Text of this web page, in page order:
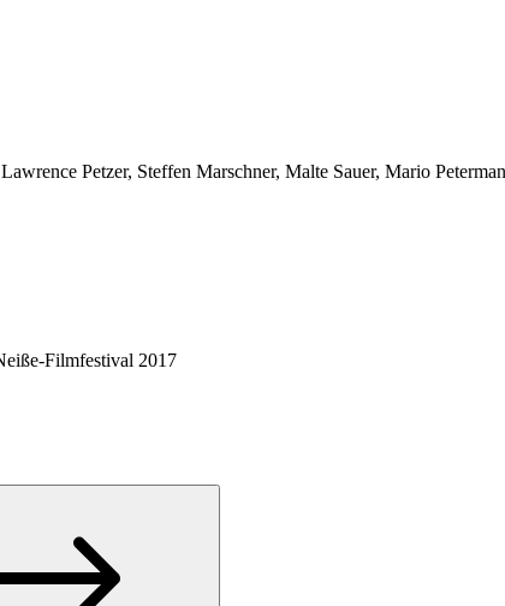
Petzer, Steffen Marschner, Malte Sauer, Mario
Filmfestival 2017